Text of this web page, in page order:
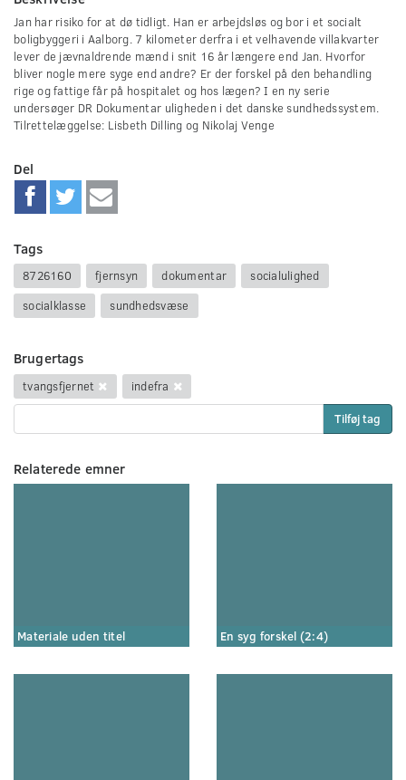
Jan har risiko for at dø tidligt. Han er arbejdsløs og bor i et socialt
boligbyggeri i Aalborg. 7 kilometer derfra i et velhavende villakvarter
lever de jævnaldrende mænd i snit 16 år længere end Jan. Hvorfor
bliver nogle mere syge end andre? Er der forskel på den behandling
rige og fattige får på hospitalet og hos lægen? I en ny serie
undersøger DR Dokumentar uligheden i det danske sundhedssystem.
Tilrettelæggelse: Lisbeth Dilling og Nikolaj Venge
Del
Tags
8726160 fjernsyn dokumentar
socialulighed
socialklasse
sundhedsvæse
Brugertags
tvangsfjernet
indefra
Tilføj tag
Relaterede emner
Materiale uden titel En syg forskel (2:4)